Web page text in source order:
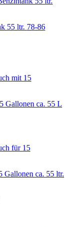
55 ltr. 78-86
Gallonen ca. 55 L
Gallonen ca. 55 ltr.